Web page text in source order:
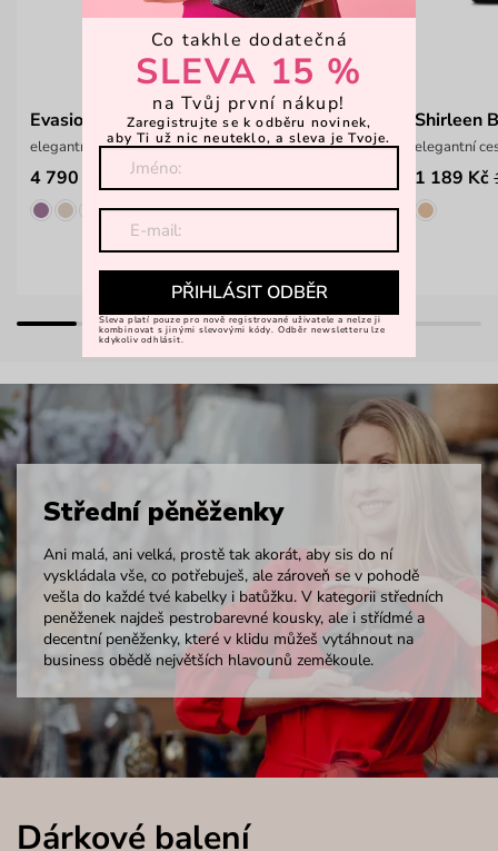
Evasion Grace Black
elegantní batůžek z italské hovězí kůže
4 790 Kč
Shirleen
elegantní
1 189 Kč
Střední pěněženky
Ani malá, ani velká, prostě tak akorát, aby sis do ní
vyskládala vše, co potřebuješ, ale zároveň se v pohodě
vešla do každé tvé kabelky i batůžku. V kategorii středních
peněženek najdeš pestrobarevné kousky, ale i střídmé a
decentní peněženky, které v klidu můžeš vytáhnout na
business obědě největších hlavounů zeměkoule.
Dárkové balení
Co takhle dodatečná
SLEVA 15 %
na Tvůj první nákup!
Zaregistrujte se k odběru novinek,
aby Ti už nic neuteklo, a sleva je Tvoje.
PŘIHLÁSIT ODBĚR
Sleva platí pouze pro nově registrované uživatele a nelze ji
kombinovat s jinými slevovými kódy. Odběr newsletteru lze
kdykoliv odhlásit.